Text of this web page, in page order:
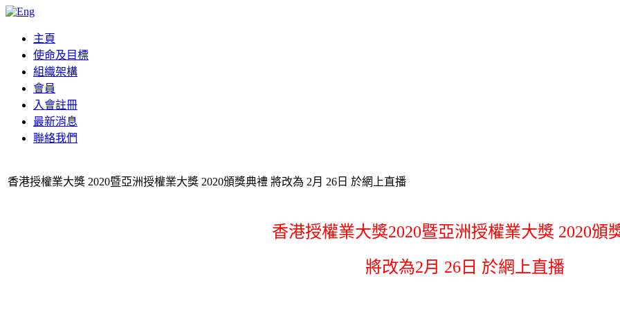
主頁
使命及目標
組織架構
會員
入會註冊
最新消息
聯絡我們
香港授權業大獎 2020暨亞洲授權業大獎 2020頒獎典禮 將改為 2月 26日 於網上直播
香港授權業大獎2020暨亞洲授權業大獎 2020頒
將改為2月 26日 於網上直播